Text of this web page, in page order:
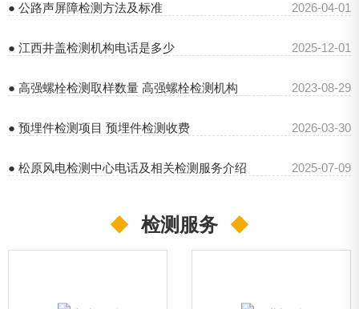
● 公路声屏障检测方法及标准 2026-04-01
● 江西井盖检测机构电话是多少 2025-12-01
● 高强螺栓检测取样数量 高强螺栓检测机构 2023-08-29
● 预埋件检测项目 预埋件检测收费 2026-03-30
● 松原风电检测中心电话及相关检测服务介绍 2025-07-09
◆ 检测服务 ◆